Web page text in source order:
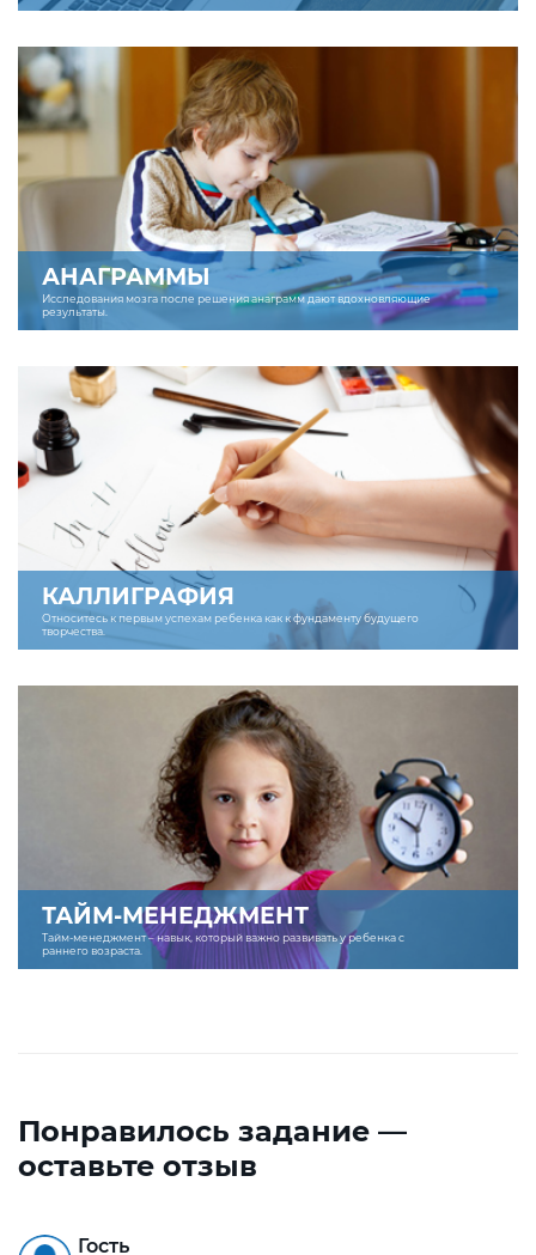
АНАГРАММЫ
Исследования мозга после решения анаграмм дают вдохновляющие
результаты.
КАЛЛИГРАФИЯ
Относитесь к первым успехам ребенка как к фундаменту будущего
творчества.
ТАЙМ-МЕНЕДЖМЕНТ
Тайм-менеджмент – навык, который важно развивать у ребенка с
раннего возраста.
Понравилось задание —
оставьте отзыв
Гость